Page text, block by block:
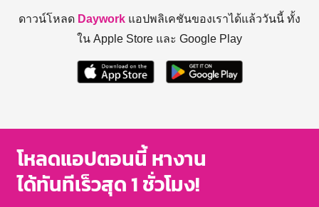
ดาวน์โหลด Daywork แอปพลิเคชันของเราได้แล้ววันนี้ ทั้ง
ใน Apple Store และ Google Play
โหลดแอปตอนนี้ หางาน
ได้ทันทีเร็วสุด 1 ชั่วโมง!